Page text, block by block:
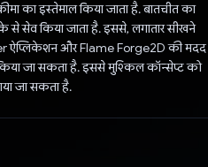
का इस्तेमाल किया जाता है. बातचीत का
से सेव किया जाता है. इससे, लगातार सीखने
ऐप्लिकेशन और Flame Forge2D की मदद
जा सकता है. इससे मुश्किल कॉन्सेप्ट को
जा सकता है.